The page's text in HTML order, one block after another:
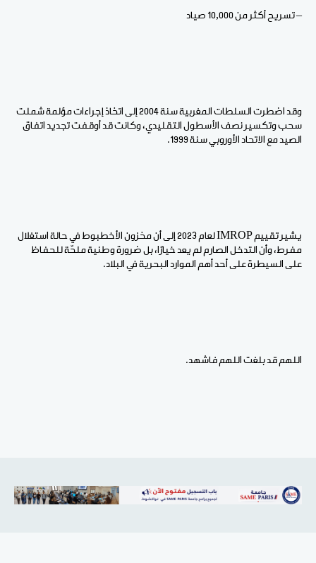
– تسريح أكثر من 10,000 صياد
وقد اضطرت السلطات المغربية سنة 2004 إلى اتخاذ إجراءات مؤلمة شملت
سحب وتكسير نصف الأسطول التقليدي، وكانت قد أوقفت تجديد اتفاق
الصيد مع الاتحاد الأوروبي سنة 1999.
يشير تقييم IMROP لعام 2023 إلى أن مخزون الأخطبوط في حالة استغلال
مفرط، وأن التدخل الصارم لم يعد خيارًا، بل ضرورة وطنية ملحّة للحفاظ
على السيطرة على أحد أهم الموارد البحرية في البلاد.
اللهم قد بلغت اللهم فاشهد.